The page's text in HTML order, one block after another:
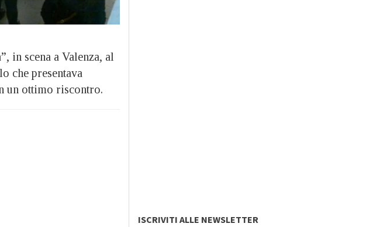
in scena a Valenza, al
che presentava
un ottimo riscontro.
ISCRIVITI ALLE NEWSLETTER